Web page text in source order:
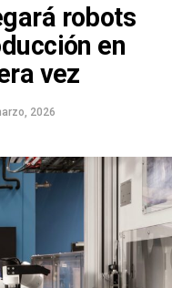
robots
en
vez
2026